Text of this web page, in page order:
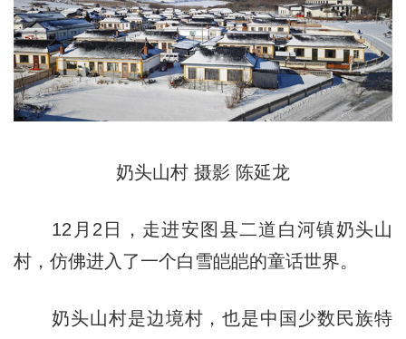
奶头山村 摄影 陈延龙
12月2日，走进安图县二道白河镇奶头山
村，仿佛进入了一个白雪皑皑的童话世界。
奶头山村是边境村，也是中国少数民族特